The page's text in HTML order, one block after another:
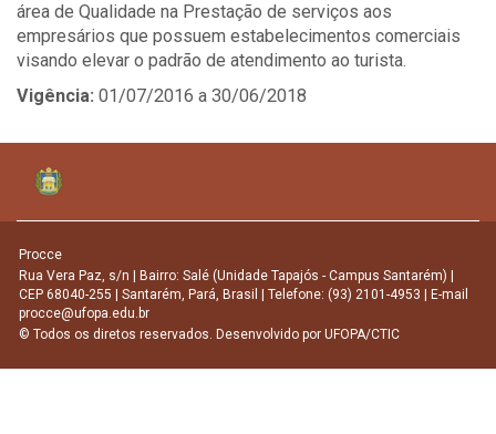
área de Qualidade na Prestação de serviços aos
empresários que possuem estabelecimentos comerciais
visando elevar o padrão de atendimento ao turista.
Vigência: 01/07/2016 a 30/06/2018
Procce
Rua Vera Paz, s/n | Bairro: Salé (Unidade Tapajós - Campus Santarém) |
CEP 68040-255 | Santarém, Pará, Brasil | Telefone: (93) 2101-4953 | E-mail
procce@ufopa.edu.br
© Todos os diretos reservados. Desenvolvido por UFOPA/CTIC